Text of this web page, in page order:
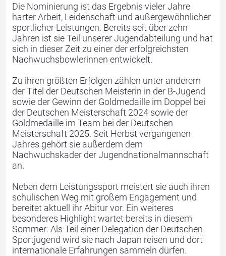
Turnen Jugger
Cheerleading Der Verein
Die Nominierung ist das Ergebnis vieler Jahre
harter Arbeit, Leidenschaft und außergewöhnlicher
sportlicher Leistungen. Bereits seit über zehn
Jahren ist sie Teil unserer Jugendabteilung und hat
sich in dieser Zeit zu einer der erfolgreichsten
Nachwuchsbowlerinnen entwickelt.
Zu ihren größten Erfolgen zählen unter anderem
der Titel der Deutschen Meisterin in der B-Jugend
sowie der Gewinn der Goldmedaille im Doppel bei
der Deutschen Meisterschaft 2024 sowie der
Goldmedaille im Team bei der Deutschen
Meisterschaft 2025. Seit Herbst vergangenen
Jahres gehört sie außerdem dem
Nachwuchskader der Jugendnationalmannschaft
an.
Neben dem Leistungssport meistert sie auch ihren
schulischen Weg mit großem Engagement und
bereitet aktuell ihr Abitur vor. Ein weiteres
besonderes Highlight wartet bereits in diesem
Sommer: Als Teil einer Delegation der Deutschen
Sportjugend wird sie nach Japan reisen und dort
internationale Erfahrungen sammeln dürfen.